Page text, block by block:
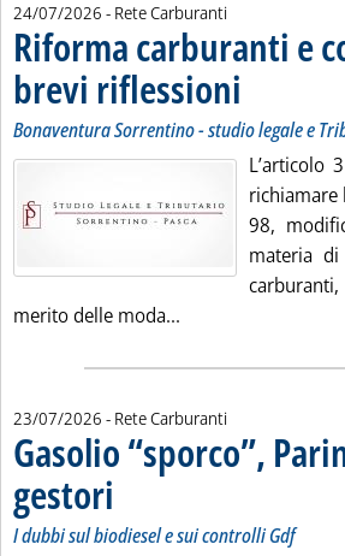
24/07/2026 - Rete Carburanti
Riforma carburanti e
brevi riflessioni
Bonaventura Sorrentino - studio legale e
L’articolo
richiamare
98,
materia di
merito delle moda...
23/07/2026 - Rete Carburanti
Gasolio “sporco”,
gestori . Sottotitolo: I dubbi sul biodiesel e sui
. Pubblicata giovedì 23 luglio 2026 alle
I dubbi sul biodiesel e sui controlli Gdf